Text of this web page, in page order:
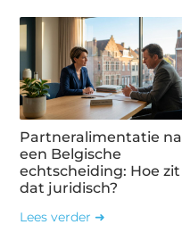
Partneralimentatie na
een Belgische
echtscheiding: Hoe zit
dat juridisch?
Lees verder ➜